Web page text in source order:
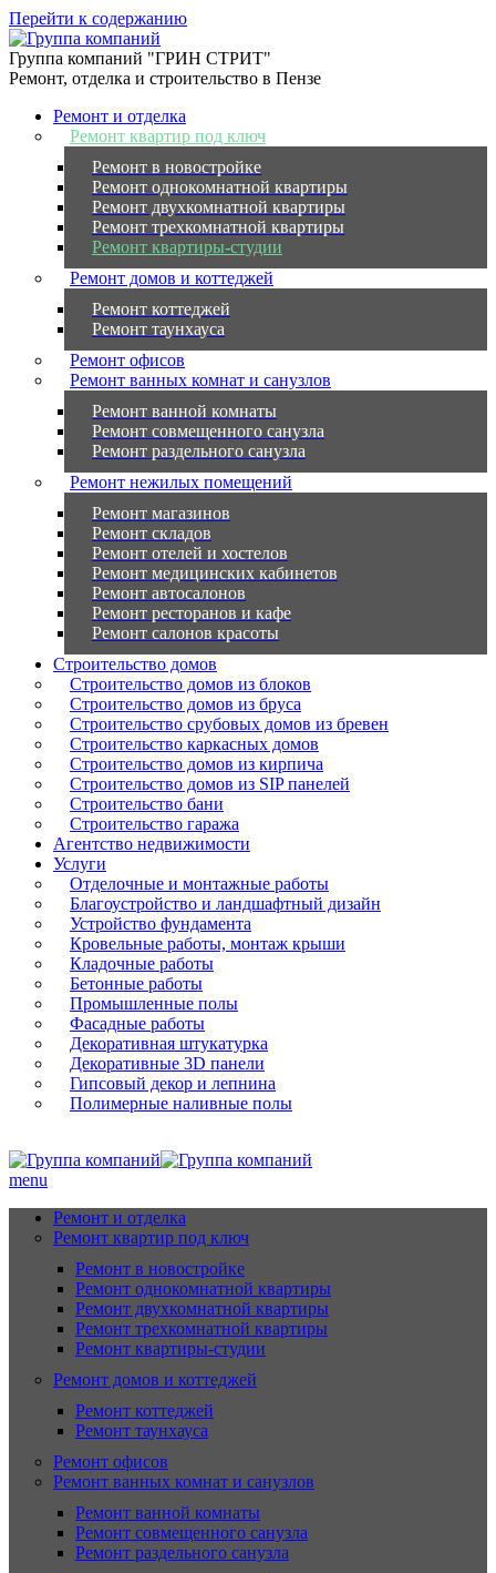
Перейти к содержанию
Группа компаний "ГРИН СТРИТ"
Ремонт, отделка и строительство в Пензе
Ремонт и отделка
Ремонт квартир под ключ
Ремонт в новостройке
Ремонт однокомнатной квартиры
Ремонт двухкомнатной квартиры
Ремонт трехкомнатной квартиры
Ремонт квартиры-студии
Ремонт домов и коттеджей
Ремонт коттеджей
Ремонт таунхауса
Ремонт офисов
Ремонт ванных комнат и санузлов
Ремонт ванной комнаты
Ремонт совмещенного санузла
Ремонт раздельного санузла
Ремонт нежилых помещений
Ремонт магазинов
Ремонт складов
Ремонт отелей и хостелов
Ремонт медицинских кабинетов
Ремонт автосалонов
Ремонт ресторанов и кафе
Ремонт салонов красоты
Строительство домов
Строительство домов из блоков
Строительство домов из бруса
Строительство срубовых домов из бревен
Строительство каркасных домов
Строительство домов из кирпича
Строительство домов из SIP панелей
Строительство бани
Строительство гаража
Агентство недвижимости
Услуги
Отделочные и монтажные работы
Благоустройство и ландшафтный дизайн
Устройство фундамента
Кровельные работы, монтаж крыши
Кладочные работы
Бетонные работы
Промышленные полы
Фасадные работы
Декоративная штукатурка
Декоративные 3D панели
Гипсовый декор и лепнина
Полимерные наливные полы
menu
Ремонт и отделка
Ремонт квартир под ключ
Ремонт в новостройке
Ремонт однокомнатной квартиры
Ремонт двухкомнатной квартиры
Ремонт трехкомнатной квартиры
Ремонт квартиры-студии
Ремонт домов и коттеджей
Ремонт коттеджей
Ремонт таунхауса
Ремонт офисов
Ремонт ванных комнат и санузлов
Ремонт ванной комнаты
Ремонт совмещенного санузла
Ремонт раздельного санузла